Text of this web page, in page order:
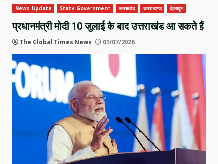
News Update State Government उत्तराखंड उत्तराखण्ड देहरादून
प्रधानमंत्री मोदी 10 जुलाई के बाद उत्तराखंड आ सकते हैं
The Global Times News 03/07/2026